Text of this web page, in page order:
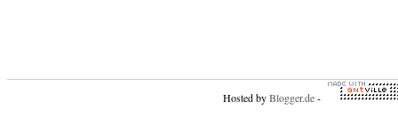
Hosted byBlogger.de-